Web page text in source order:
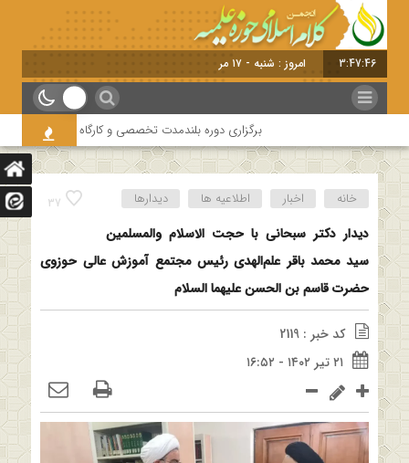
3:47:46 امروز : شنبه - ۱۷ مرداد - ۱۴۰۵
برگزاری دوره بلندمدت تخصصی و کارگاه آموزشی کلام
37 خانه اخبار اطلاعیه ها دیدارها
دیدار دکتر سبحانی با حجت الاسلام والمسلمین
سید محمد باقر علم‌الهدی رئیس مجتمع آموزش عالی حوزوی
حضرت قاسم بن الحسن علیهما السلام
کد خبر : 2119
۲۱ تیر ۱۴۰۲ - ۱۶:۵۲